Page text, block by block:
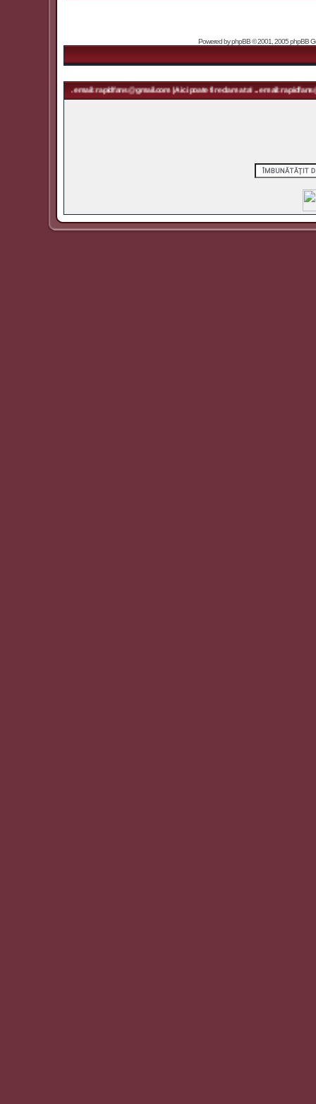
Powered byphpBB© 2001, 2005 phpBB
... email: rapidfans@gmail.com | Aici poate fi reclama ta! ... email: rapidfans@gmail.com